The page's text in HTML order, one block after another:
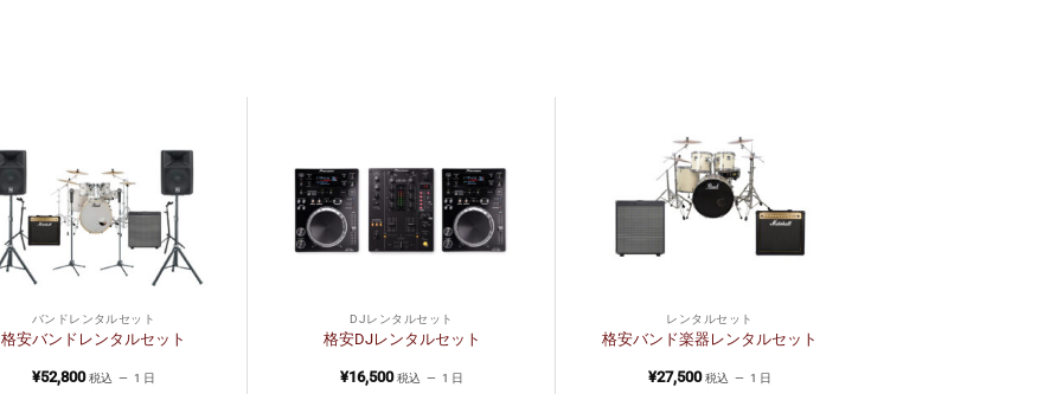
バンドレンタルセット
格安バンドレンタルセット
¥52,800 税込 1 日
DJレンタルセット
格安DJレンタルセット
¥16,500 税込 1 日
レンタルセット
格安バンド楽器レンタルセット
¥27,500 税込 1 日